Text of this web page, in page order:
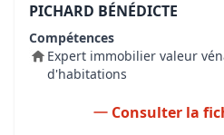
PICHARD BÉNÉDICTE
Compétences
Expert immobilier valeur
d'habitations
Consulter la